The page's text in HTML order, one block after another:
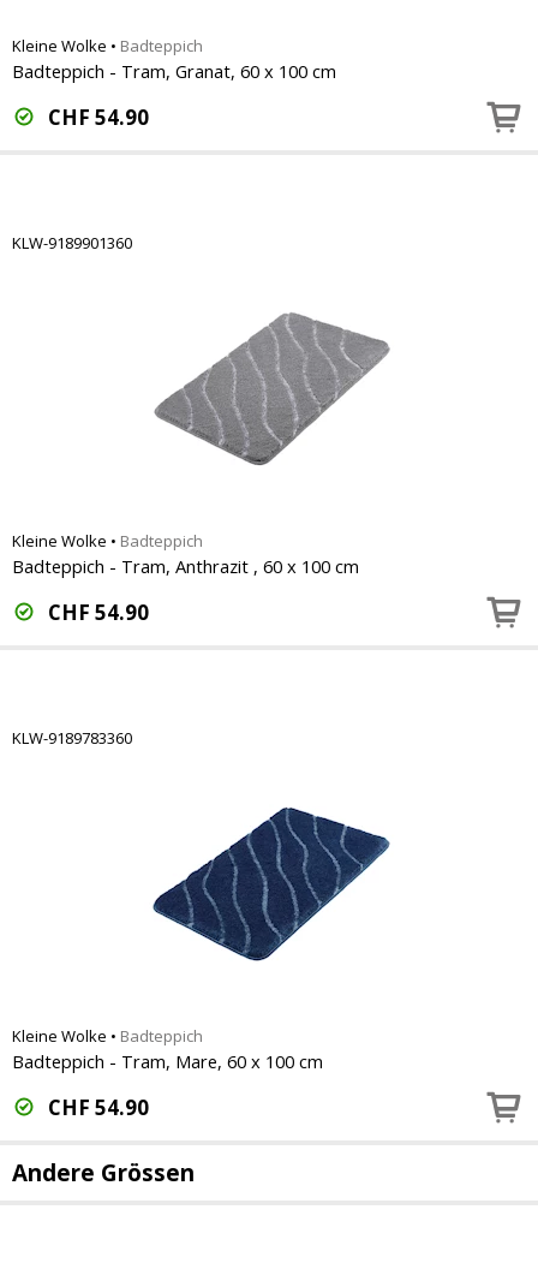
Kleine Wolke • Badteppich
Badteppich - Tram, Granat, 60 x 100 cm
CHF 54.90
KLW-9189901360
Kleine Wolke • Badteppich
Badteppich - Tram, Anthrazit , 60 x 100 cm
CHF 54.90
KLW-9189783360
Kleine Wolke • Badteppich
Badteppich - Tram, Mare, 60 x 100 cm
CHF 54.90
Andere Grössen